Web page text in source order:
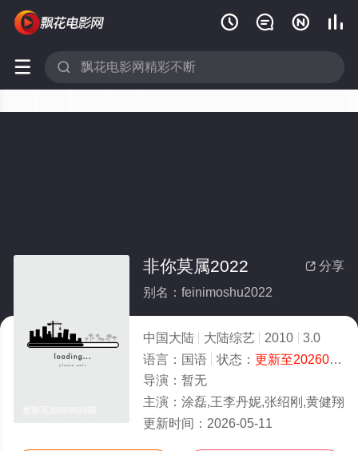
   
 
 分享
非你莫属2022
别名：feinimoshu2022
中国大陆 大陆综艺 2010
3.0
语言： 国语 状态： 更新至20260510期
导演： 暂无
主演： 涂磊,王李丹妮,张绍刚,黄健翔
更新时间： 2026-05-11